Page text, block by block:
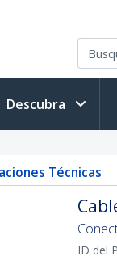
Descubra
Técnicas
ID del